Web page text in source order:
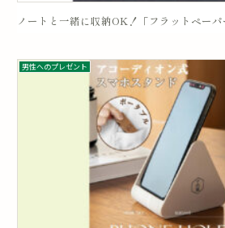
ノートと一緒に収納OK！「フラットペー
男性へのプレゼント